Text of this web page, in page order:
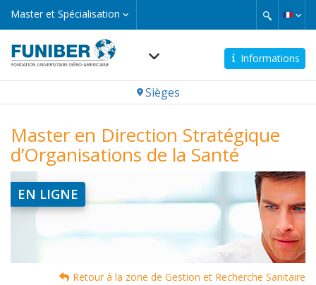
Aller
principal
Master et Spécialisation
Master
et
Informations
Navegación
Sièges
Master en Direction Stratégique
d’Organisations de la Santé
EN LIGNE
Retour à la zone de Gestion et Recherche Sanitaire